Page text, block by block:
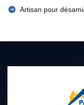
Artisan pour